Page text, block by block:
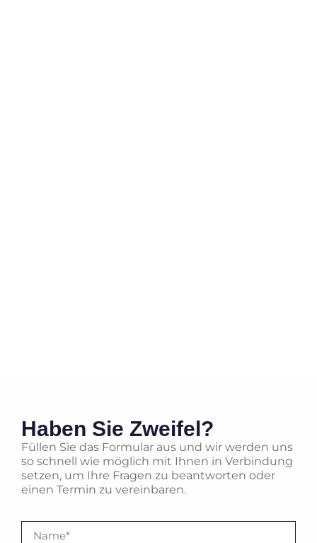
Haben Sie Zweifel?
Füllen Sie das Formular aus und wir werden uns
so schnell wie möglich mit Ihnen in Verbindung
setzen, um Ihre Fragen zu beantworten oder
einen Termin zu vereinbaren.